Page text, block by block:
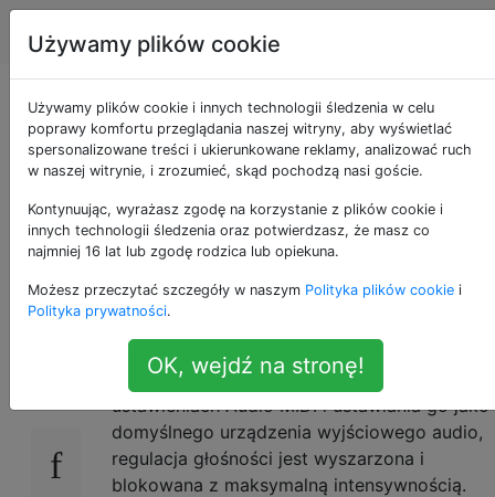
Apple Tagi
Urządzenie MIDI z
wieloma wyjściami
wyłącza regulację
głośności
Podczas tworzenia urządzenia agregującego
lub urządzenia z wieloma wyjściami w
ustawieniach Audio MIDI i ustawiania go jako
domyślnego urządzenia wyjściowego audio,
regulacja głośności jest wyszarzona i
blokowana z maksymalną intensywnością.
Używamy plików cookie
Używamy plików cookie i innych technologii śledzenia w celu
poprawy komfortu przeglądania naszej witryny, aby wyświetlać
spersonalizowane treści i ukierunkowane reklamy, analizować ruch
w naszej witrynie, i zrozumieć, skąd pochodzą nasi goście.
Kontynuując, wyrażasz zgodę na korzystanie z plików cookie i
innych technologii śledzenia oraz potwierdzasz, że masz co
najmniej 16 lat lub zgodę rodzica lub opiekuna.
Możesz przeczytać szczegóły w naszym Polityka plików cookie i
Polityka prywatności.
OK, wejdź na stronę!